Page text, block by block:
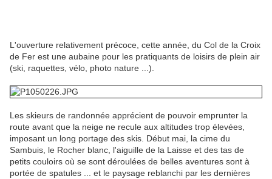
L'ouverture relativement précoce, cette année, du Col de la Croix
de Fer est une aubaine pour les pratiquants de loisirs de plein air
(ski, raquettes, vélo, photo nature ...).
Les skieurs de randonnée apprécient de pouvoir emprunter la
route avant que la neige ne recule aux altitudes trop élevées,
imposant un long portage des skis. Début mai, la cime du
Sambuis, le Rocher blanc, l'aiguille de la Laisse et des tas de
petits couloirs où se sont déroulées de belles aventures sont à
portée de spatules ... et le paysage reblanchi par les dernières